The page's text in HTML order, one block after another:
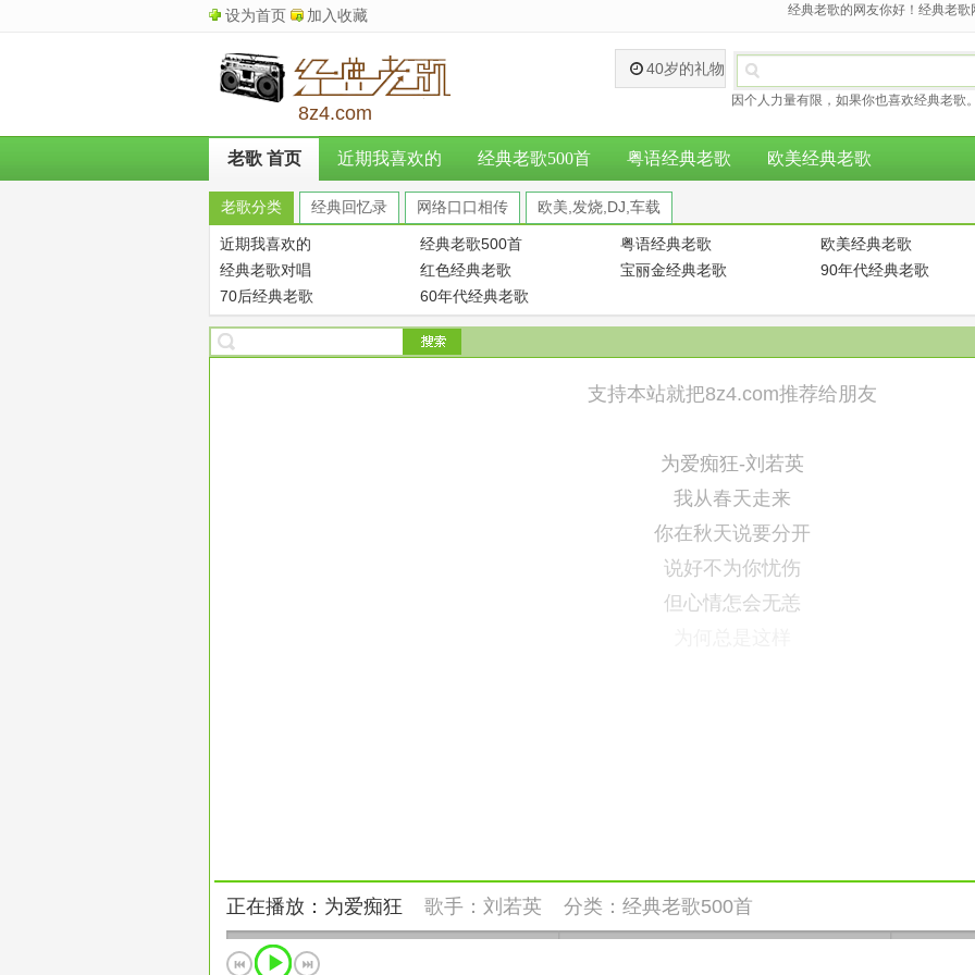
设为首页 加入收藏 经典老歌的网友你好！经典老
8z4.com
40岁的礼物
因个人力量有限，如果你也喜欢经典老歌
老歌 首页 近期我喜欢的 经典老歌500首 粤语经典老歌 欧美经典老歌
老歌分类 经典回忆录 网络口口相传 欧美,发烧,DJ,车载
近期我喜欢的 经典老歌500首 粤语经典老歌 欧美经典老歌
经典老歌对唱
红色经典老歌 宝丽金经典老歌 90年代经典老歌
70后经典老歌
60年代经典老歌
支持本站就把8z4.com推荐给朋友
为爱痴狂-刘若英
我从春天走来
你在秋天说要分开
说好不为你忧伤
但心情怎会无恙
正在播放：为爱痴狂 歌手： 刘若英 分类： 经典老歌500首